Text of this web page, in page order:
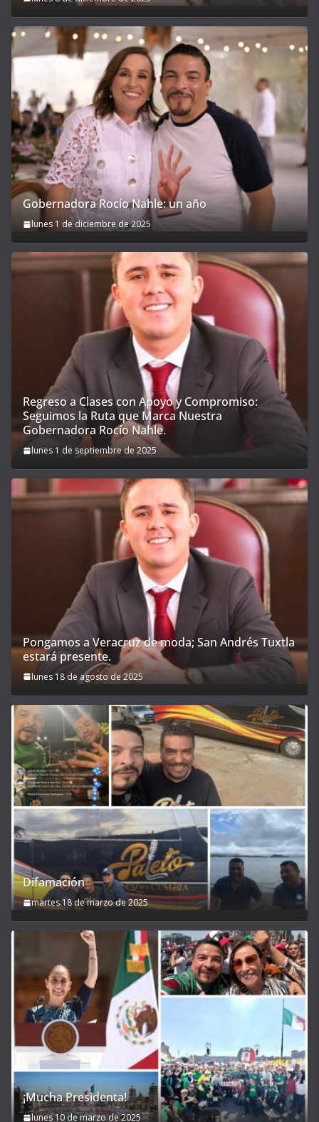
Gobernadora Rocío Nahle: un año
lunes 1 de diciembre de 2025
Regreso a Clases con Apoyo y Compromiso:
Seguimos la Ruta que Marca Nuestra
Gobernadora Rocío Nahle.
lunes 1 de septiembre de 2025
Pongamos a Veracruz de moda; San Andrés Tuxtla
estará presente.
lunes 18 de agosto de 2025
Difamación
martes 18 de marzo de 2025
¡Mucha Presidenta!
lunes 10 de marzo de 2025